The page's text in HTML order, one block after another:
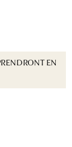
EN